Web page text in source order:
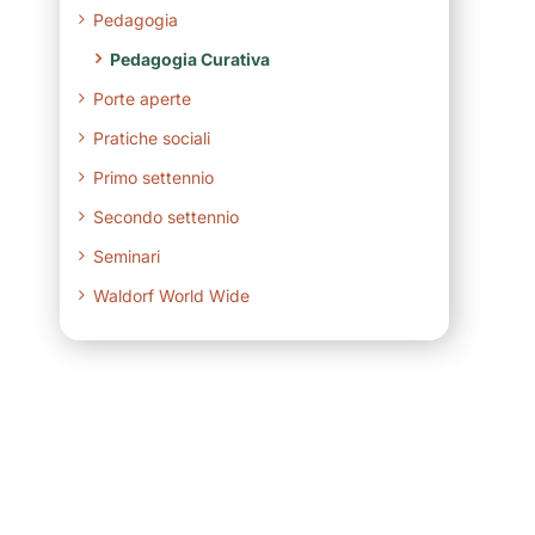
Pedagogia
Pedagogia Curativa
Porte aperte
Pratiche sociali
Primo settennio
Secondo settennio
Seminari
Waldorf World Wide